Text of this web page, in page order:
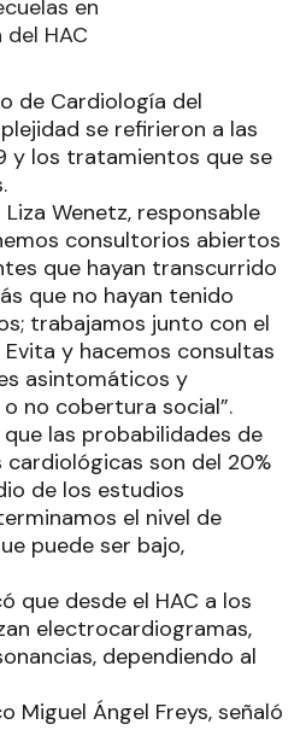
en
HAC
de Cardiología del
se refirieron a las
y los tratamientos que se
Wenetz, responsable
consultorios abiertos
que hayan transcurrido
que no hayan tenido
trabajamos junto con el
y hacemos consultas
asintomáticos y
no cobertura social”.
las probabilidades de
son del 20%
de los estudios
el nivel de
puede ser bajo,
que desde el HAC a los
electrocardiogramas,
dependiendo al
Miguel Ángel Freys, señaló